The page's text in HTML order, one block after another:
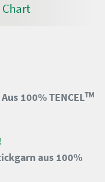
Chart
100% TENCELTM
aus 100%